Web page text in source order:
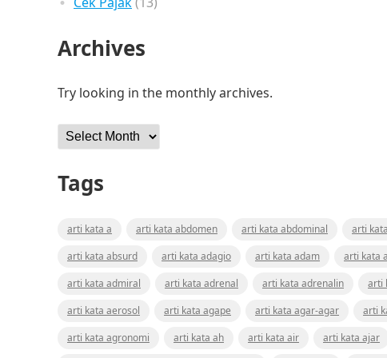
Archives
Try looking in the monthly archives.
Archives
Tags
arti kata a arti kata abdomen arti kata abdominal arti
arti kata absurd
arti kata adagio arti kata adam arti kata
arti kata admiral
arti kata adrenal arti kata adrenalin arti
arti kata aerosol
arti kata agape arti kata agar-agar arti
arti kata agronomi
arti kata ah arti kata air arti kata ajar